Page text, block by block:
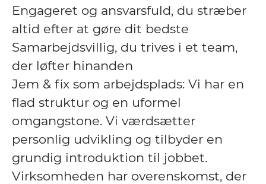
Engageret og ansvarsfuld, du stræber
altid efter at gøre dit bedste
Samarbejdsvillig, du trives i et team,
der løfter hinanden
Jem & fix som arbejdsplads: Vi har en
flad struktur og en uformel
omgangstone. Vi værdsætter
personlig udvikling og tilbyder en
grundig introduktion til jobbet.
Virksomheden har overenskomst, der